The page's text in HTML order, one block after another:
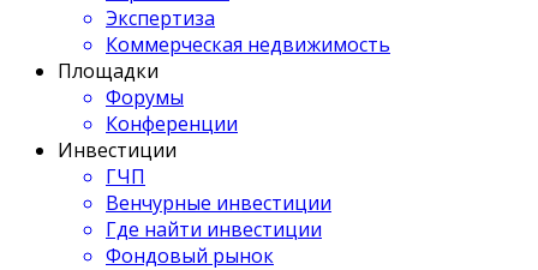
Экспертиза
Коммерческая недвижимость
Площадки
Форумы
Конференции
Инвестиции
ГЧП
Венчурные инвестиции
Где найти инвестиции
Фондовый рынок